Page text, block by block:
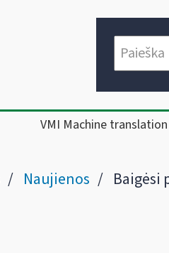
VMI Machine
Naujienos Baigėsi pajamų